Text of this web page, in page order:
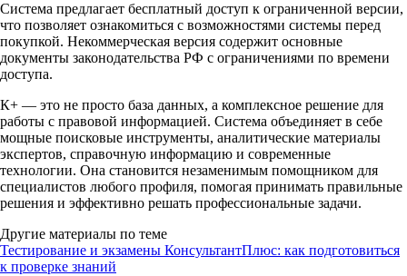
Система предлагает бесплатный доступ к ограниченной версии,
что позволяет ознакомиться с возможностями системы перед
покупкой. Некоммерческая версия содержит основные
документы законодательства РФ с ограничениями по времени
доступа.​
К+ — это не просто база данных, а комплексное решение для
работы с правовой информацией. Система объединяет в себе
мощные поисковые инструменты, аналитические материалы
экспертов, справочную информацию и современные
технологии. Она становится незаменимым помощником для
специалистов любого профиля, помогая принимать правильные
решения и эффективно решать профессиональные задачи.
Другие материалы по теме
Тестирование и экзамены КонсультантПлюс: как подготовиться
к проверке знаний